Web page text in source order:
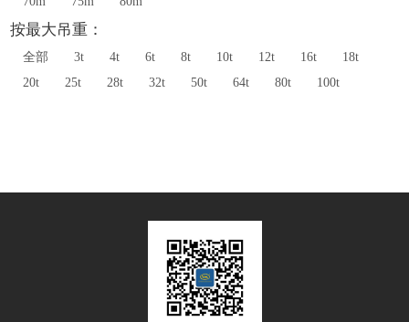
按最大吊重：
全部 3t 4t 6t 8t 10t 12t 16t
18t
20t
25t 28t 32t 50t 64t 80t 100t